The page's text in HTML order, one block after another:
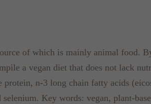
of which is mainly animal food.
a vegan diet that does not lack
n-3 long chain fatty acids
Key words: vegan, plant-